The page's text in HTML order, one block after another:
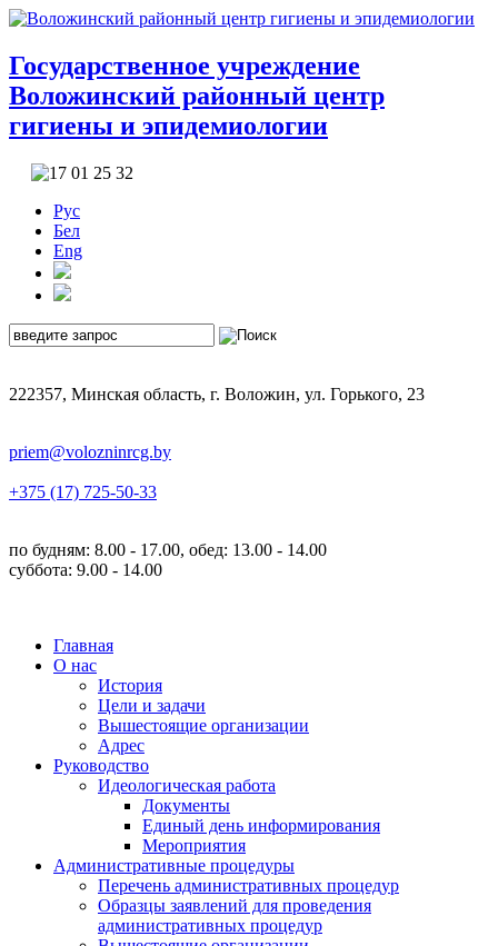
Государственное учреждение
Воложинский районный центр
гигиены и эпидемиологии
Рус
Бел
Eng
222357, Минская область, г. Воложин, ул. Горького, 23
priem@volozninrcg.by
+375 (17) 725-50-33
по будням: 8.00 - 17.00, обед: 13.00 - 14.00
суббота: 9.00 - 14.00
Главная
О нас
История
Цели и задачи
Вышестоящие организации
Адрес
Руководство
Идеологическая работа
Документы
Единый день информирования
Мероприятия
Административные процедуры
Перечень административных процедур
Образцы заявлений для проведения
административных процедур